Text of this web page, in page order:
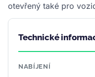
otevřený také pro
Technické
NABÍJENÍ